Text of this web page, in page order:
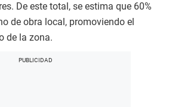
De este total, se estima que 60%
de obra local, promoviendo el
de la zona.